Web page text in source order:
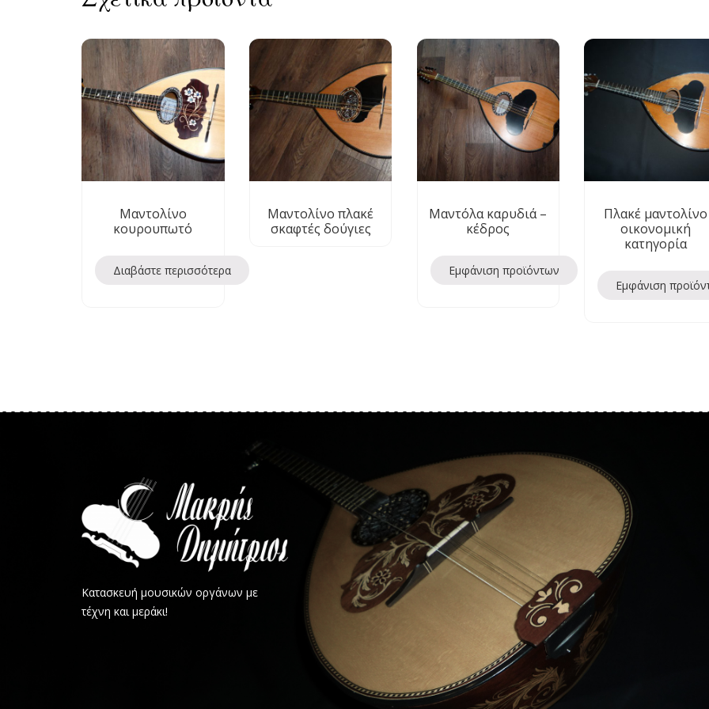
Μαντολίνο
κουρουπωτό
Διαβάστε περισσότερα
Μαντολίνο πλακέ
σκαφτές δούγιες
Μαντόλα καρυδιά –
κέδρος
Εμφάνιση προϊόντων
Πλακέ μαντολίνο
οικονομική
κατηγορία
Εμφάνιση
Κατασκευή μουσικών οργάνων με
τέχνη και μεράκι!